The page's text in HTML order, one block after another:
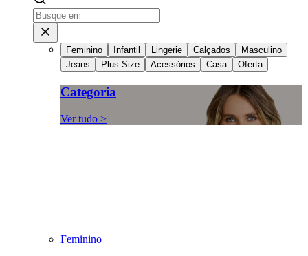
Feminino Infantil Lingerie Calçados
Masculino
Jeans
Plus Size Acessórios Casa Oferta
Categoria
Ver tudo >
Feminino